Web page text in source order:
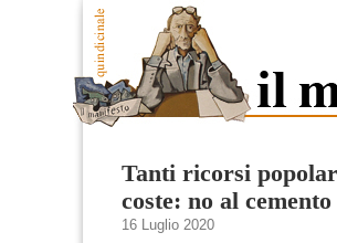
Tanti ricorsi
coste: no al
16 Luglio 2020